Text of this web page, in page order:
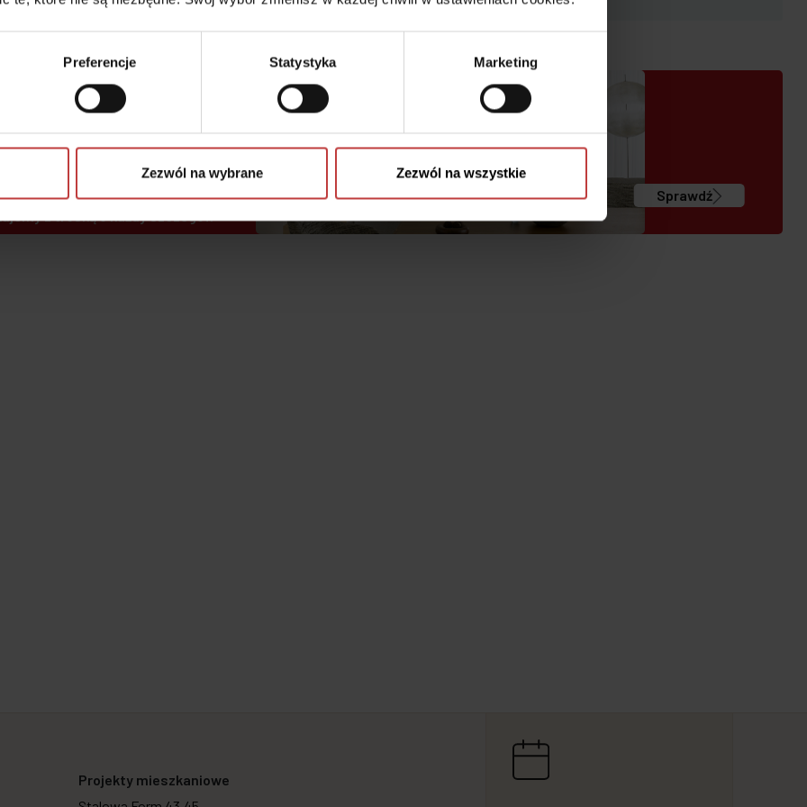
Preferencje Statystyka Marketing
Zezwól na wybrane Zezwól na wszystkie
być
myślą o Tobie
z troską o każdy szczegół.
Sprawdź
Projekty mieszkaniowe